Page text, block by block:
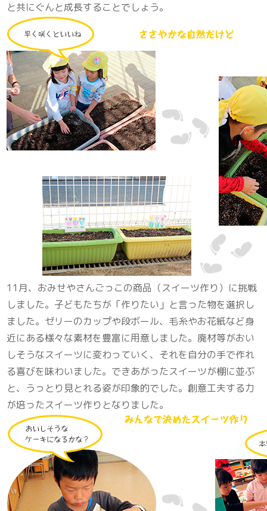
と共にぐんと成長することでしょう。
11月、おみせやさんごっこの商品（スイーツ作り）に挑戦
しました。子どもたちが「作りたい」と言った物を選択し
ました。ゼリーのカップや段ボール、毛糸やお花紙など身
近にある様々な素材を豊富に用意しました。廃材等がおい
しそうなスイーツに変わっていく、それを自分の手で作れ
る喜びを味わいました。できあがったスイーツが棚に並ぶ
と、うっとり見とれる姿が印象的でした。創意工夫する力
が培ったスイーツ作りとなりました。